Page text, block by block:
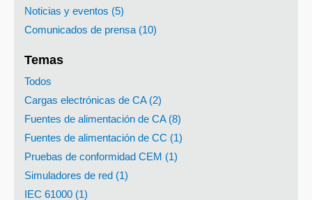
Noticias y eventos (5)
Comunicados de prensa (10)
Temas
Todos
Cargas electrónicas de CA (2)
Fuentes de alimentación de CA (8)
Fuentes de alimentación de CC (1)
Pruebas de conformidad CEM (1)
Simuladores de red (1)
IEC 61000 (1)